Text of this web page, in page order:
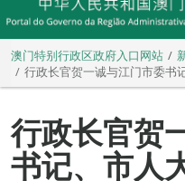
澳门特别行政区政府入口网站
行政长官贺一诚与江门市委书
行政长官贺
书记、市人